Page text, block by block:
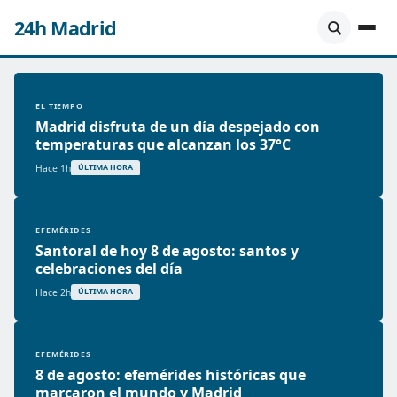
24h Madrid
EL TIEMPO
Madrid disfruta de un día despejado con
temperaturas que alcanzan los 37°C
Hace 1h ÚLTIMA HORA
EFEMÉRIDES
Santoral de hoy 8 de agosto: santos y
celebraciones del día
Hace 2h ÚLTIMA HORA
EFEMÉRIDES
8 de agosto: efemérides históricas que
marcaron el mundo y Madrid